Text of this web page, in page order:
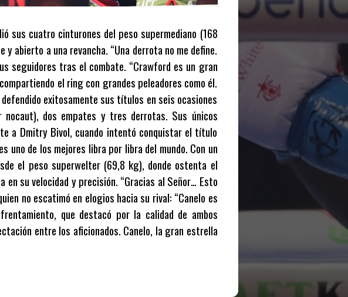
sus cuatro cinturones del peso supermediano (168
abierto a una revancha. “Una derrota no me define.
seguidores tras el combate. “Crawford es un gran
el ring con grandes peleadores como él.
exitosamente sus títulos en seis ocasiones
dos empates y tres derrotas. Sus únicos
a Dmitry Bivol, cuando intentó conquistar el título
uno de los mejores libra por libra del mundo. Con un
el peso superwelter (69,8 kg), donde ostenta el
su velocidad y precisión. “Gracias al Señor… Esto
no escatimó en elogios hacia su rival: “Canelo es
que destacó por la calidad de ambos
entre los aficionados. Canelo, la gran estrella